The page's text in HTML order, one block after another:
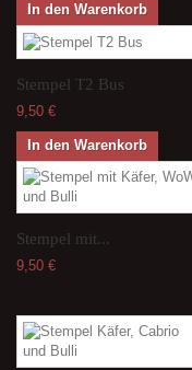
In den Warenkorb
Stempel T2 Bus
9,50 €
In den Warenkorb
Stempel mit...
9,50 €